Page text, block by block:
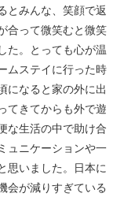
とみんな、笑顔で返
合って微笑むと微笑
た。とっても心が温
ムステイに行った時
になると家の外に出
てきてからも外で遊
な生活の中で助け合
ュニケーションや一
思いました。日本に
会が減りすぎている